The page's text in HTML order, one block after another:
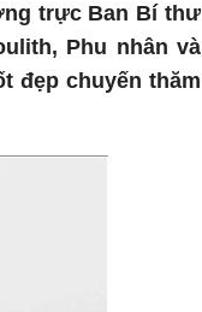
trực Ban Bí thư
Phu nhân và
đẹp chuyến thăm